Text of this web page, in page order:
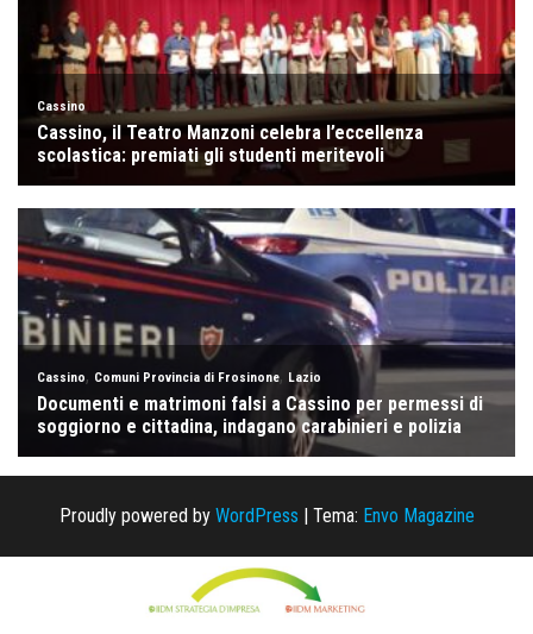
Proudly powered by WordPress | Tema: Envo Magazine